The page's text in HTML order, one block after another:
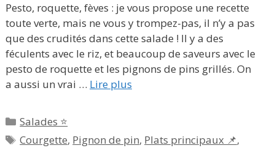
Pesto, roquette, fèves : je vous propose une recette
toute verte, mais ne vous y trompez-pas, il n’y a pas
que des crudités dans cette salade ! Il y a des
féculents avec le riz, et beaucoup de saveurs avec le
pesto de roquette et les pignons de pins grillés. On
a aussi un vrai … Lire plus
Catégories
Salades ⭐
Étiquettes
Courgette, Pignon de pin, Plats principaux 📌,